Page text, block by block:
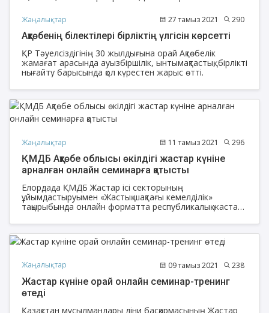
Жаңалықтар 27 тамыз 2021 290
Ақтөбенің білектілері бірліктің үлгісін көрсетті
ҚР Тәуелсіздігінің 30 жылдығына орай Ақтөбелік
жамағат арасында ауызбіршілік, ынтымақтастық, бірлікті
нығайту барысында қол күрестен жарыс өтті.
Жаңалықтар 11 тамыз 2021 296
ҚМДБ Ақтөбе облысы өкілдігі жастар күніне
арналған онлайн семинарға қатысты
Елордада ҚМДБ Жастар ісі секторының
ұйымдастыруымен «Жастық шақтағы кемелділік»
тақырыбында онлайн форматта республикалық жастар
қатысты.
Жаңалықтар 09 тамыз 2021 238
Жастар күніне орай онлайн семинар-тренинг
өтеді
Қазақстан мұсылмандары діни басқармасының Жастар